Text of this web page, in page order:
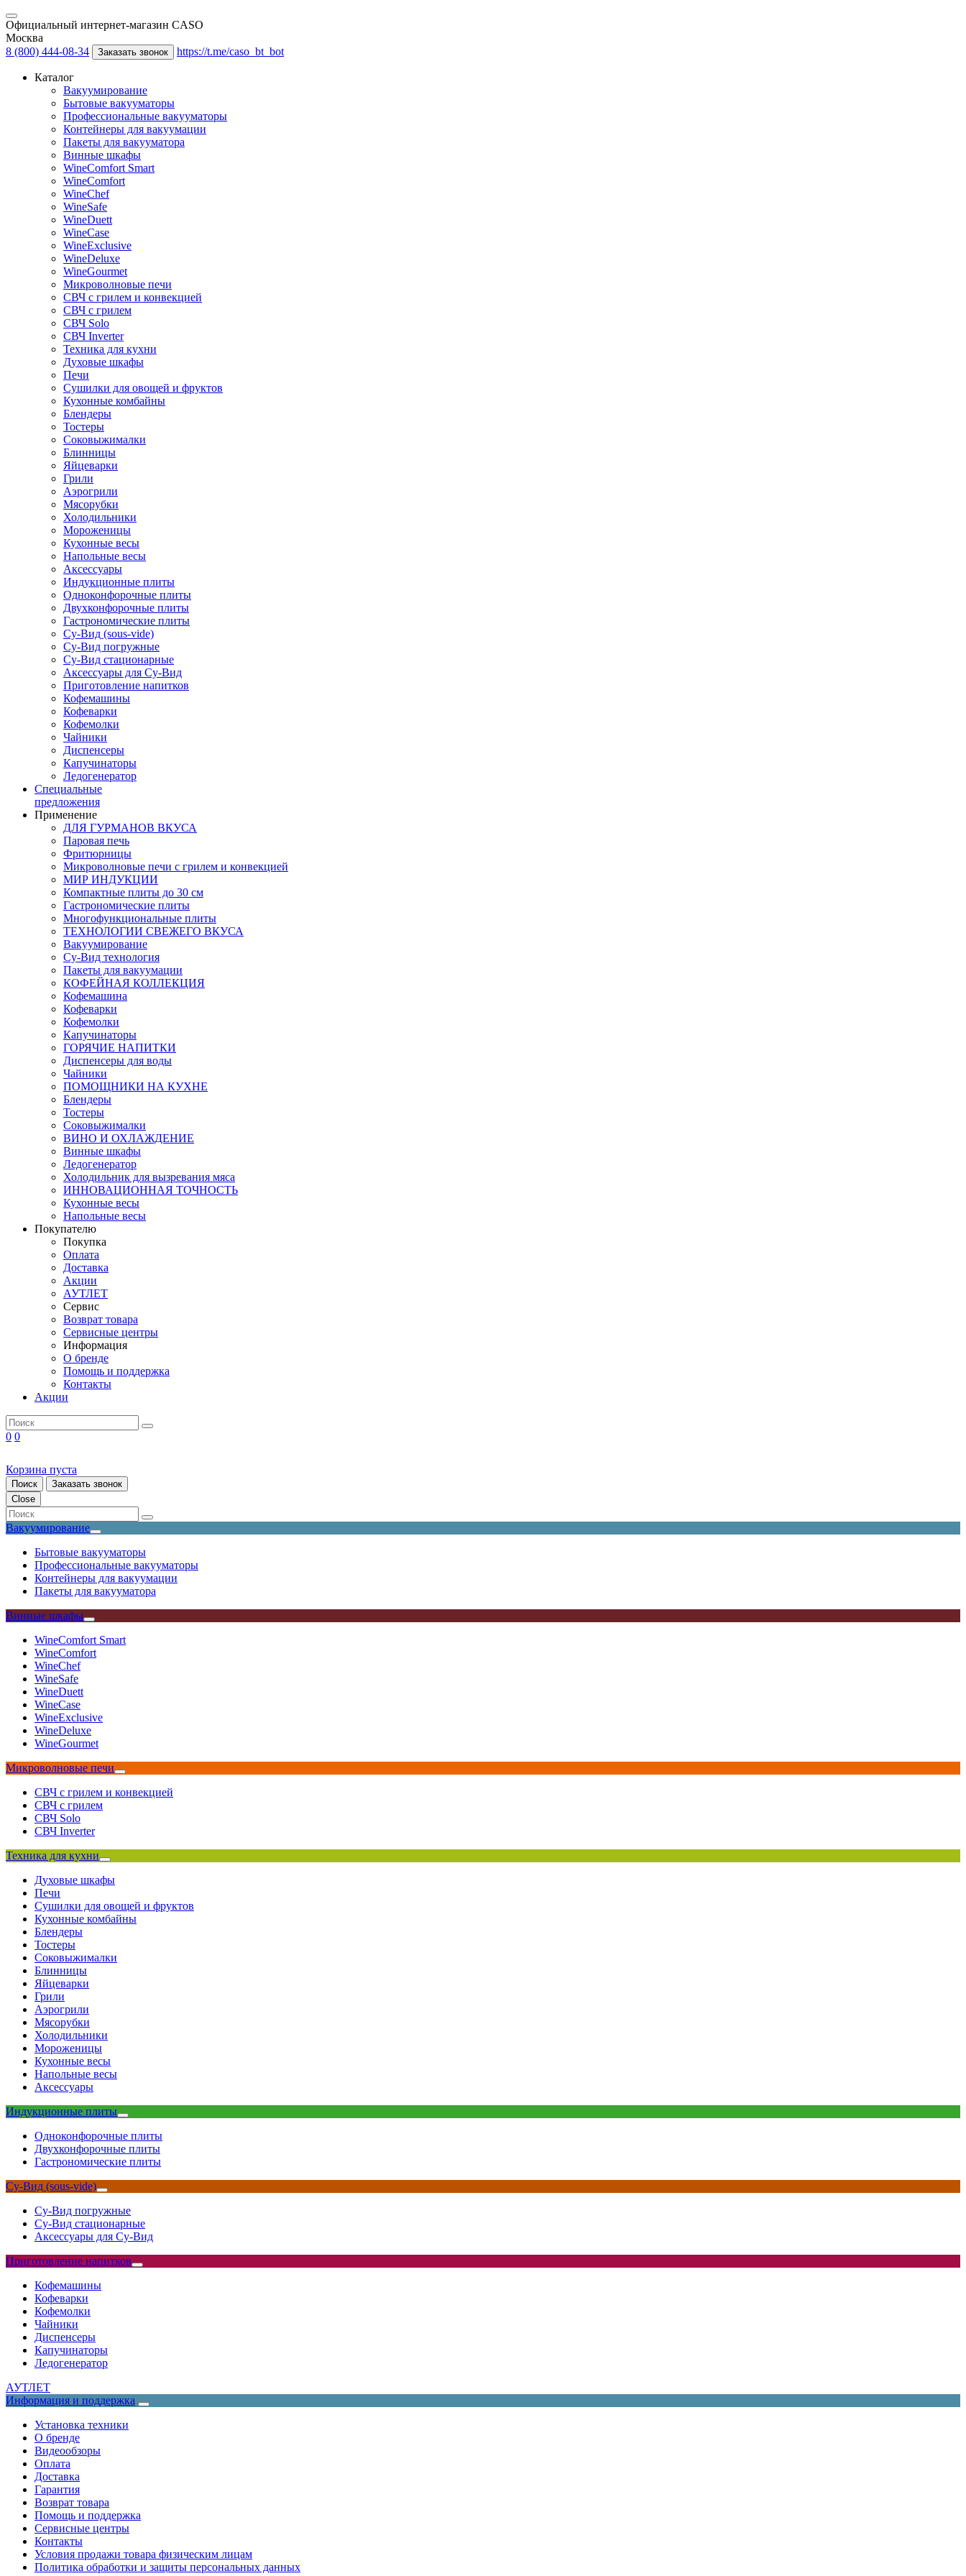
Официальный интернет-магазин CASO
Москва
8 (800) 444-08-34
Заказать звонок https://t.me/caso_bt_bot
Каталог
Вакуумирование
Бытовые вакууматоры
Профессиональные вакууматоры
Контейнеры для вакуумации
Пакеты для вакууматора
Винные шкафы
WineComfort Smart
WineComfort
WineChef
WineSafe
WineDuett
WineCase
WineExclusive
WineDeluxe
WineGourmet
Микроволновые печи
СВЧ с грилем и конвекцией
СВЧ с грилем
СВЧ Solo
СВЧ Inverter
Техника для кухни
Духовые шкафы
Печи
Сушилки для овощей и фруктов
Кухонные комбайны
Блендеры
Тостеры
Соковыжималки
Блинницы
Яйцеварки
Грили
Аэрогрили
Мясорубки
Холодильники
Мороженицы
Кухонные весы
Напольные весы
Аксессуары
Индукционные плиты
Одноконфорочные плиты
Двухконфорочные плиты
Гастрономические плиты
Су-Вид (sous-vide)
Су-Вид погружные
Су-Вид стационарные
Аксессуары для Су-Вид
Приготовление напитков
Кофемашины
Кофеварки
Кофемолки
Чайники
Диспенсеры
Капучинаторы
Ледогенератор
Специальные
предложения
Применение
ДЛЯ ГУРМАНОВ ВКУСА
Паровая печь
Фритюрницы
Микроволновые печи с грилем и конвекцией
МИР ИНДУКЦИИ
Компактные плиты до 30 см
Гастрономические плиты
Многофункциональные плиты
ТЕХНОЛОГИИ СВЕЖЕГО ВКУСА
Вакуумирование
Су-Вид технология
Пакеты для вакуумации
КОФЕЙНАЯ КОЛЛЕКЦИЯ
Кофемашина
Кофеварки
Кофемолки
Капучинаторы
ГОРЯЧИЕ НАПИТКИ
Диспенсеры для воды
Чайники
ПОМОЩНИКИ НА КУХНЕ
Блендеры
Тостеры
Соковыжималки
ВИНО И ОХЛАЖДЕНИЕ
Винные шкафы
Ледогенератор
Холодильник для вызревания мяса
ИННОВАЦИОННАЯ ТОЧНОСТЬ
Кухонные весы
Напольные весы
Покупателю
Покупка
Оплата
Доставка
Акции
АУТЛЕТ
Сервис
Возврат товара
Сервисные центры
Информация
О бренде
Помощь и поддержка
Контакты
Акции
0 0
Корзина пуста
Поиск
Заказать звонок
Close
Вакуумирование
Бытовые вакууматоры
Профессиональные вакууматоры
Контейнеры для вакуумации
Пакеты для вакууматора
Винные шкафы
WineComfort Smart
WineComfort
WineChef
WineSafe
WineDuett
WineCase
WineExclusive
WineDeluxe
WineGourmet
Микроволновые печи
СВЧ с грилем и конвекцией
СВЧ с грилем
СВЧ Solo
СВЧ Inverter
Техника для кухни
Духовые шкафы
Печи
Сушилки для овощей и фруктов
Кухонные комбайны
Блендеры
Тостеры
Соковыжималки
Блинницы
Яйцеварки
Грили
Аэрогрили
Мясорубки
Холодильники
Мороженицы
Кухонные весы
Напольные весы
Аксессуары
Индукционные плиты
Одноконфорочные плиты
Двухконфорочные плиты
Гастрономические плиты
Су-Вид (sous-vide)
Су-Вид погружные
Су-Вид стационарные
Аксессуары для Су-Вид
Приготовление напитков
Кофемашины
Кофеварки
Кофемолки
Чайники
Диспенсеры
Капучинаторы
Ледогенератор
АУТЛЕТ
Информация и поддержка
Установка техники
О бренде
Видеообзоры
Оплата
Доставка
Гарантия
Возврат товара
Помощь и поддержка
Сервисные центры
Контакты
Условия продажи товара физическим лицам
Политика обработки и защиты персональных данных